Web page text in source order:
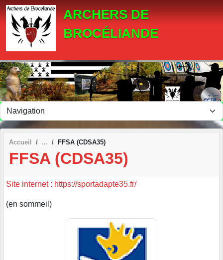
ARCHERS DE
BROCÉLIANDE
Accueil FFSA (CDSA35)
FFSA (CDSA35)
Site internet : https://sportadapte35.fr/
(en sommeil)
Panneau de gestion des cookies